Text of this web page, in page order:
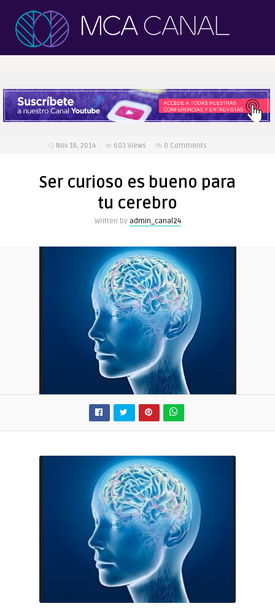
Nov 18, 2014 603 Views 0 Comments
Ser curioso es bueno para
tu cerebro
Written by admin_canal24